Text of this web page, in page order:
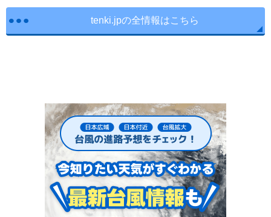
tenki.jpの全情報はこちら